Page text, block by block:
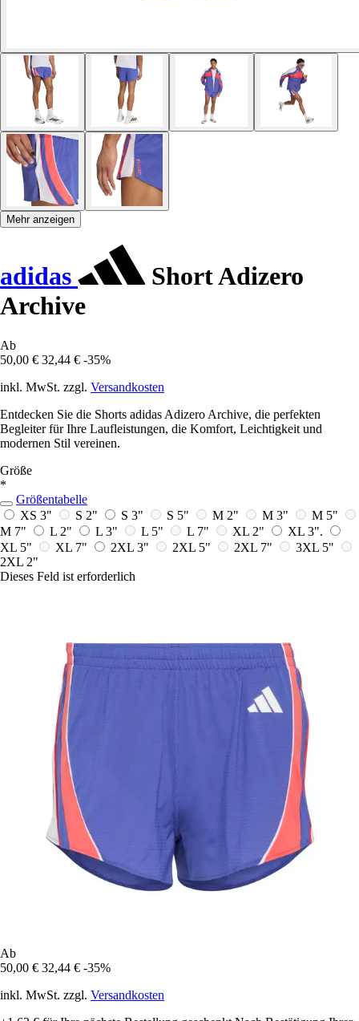
Mehr anzeigen
adidas
Short Adizero
Archive
Ab
50,00 € 32,44 € -35%
inkl. MwSt. zzgl. Versandkosten
Entdecken Sie die Shorts adidas Adizero Archive, die perfekten
Begleiter für Ihre Laufleistungen, die Komfort, Leichtigkeit und
modernen Stil vereinen.
Größe
*
Größentabelle
XS 3"
S 2" S 3" S 5" M 2" M 3"
M 5"
M 7"
L 2" L 3" L 5" L 7" XL 2"
XL 3".
XL 5"
XL 7" 2XL 3" 2XL 5" 2XL 7"
3XL 5"
2XL 2"
Dieses Feld ist erforderlich
Ab
50,00 € 32,44 € -35%
inkl. MwSt. zzgl. Versandkosten